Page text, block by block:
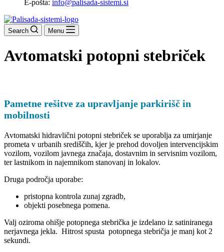
E-pošta: info@palisada-sistemi.si
Search Menu
Avtomatski potopni stebriček
Pametne rešitve za upravljanje parkirišč in
mobilnosti
Avtomatski hidravlični potopni stebriček se uporablja za umirjanje
prometa v urbanih središčih, kjer je prehod dovoljen intervencijskim
vozilom, vozilom javnega značaja, dostavnim in servisnim vozilom,
ter lastnikom in najemnikom stanovanj in lokalov.
Druga področja uporabe:
pristopna kontrola zunaj zgradb,
objekti posebnega pomena.
Valj oziroma ohišje potopnega stebrička je izdelano iz satiniranega
nerjavnega jekla. Hitrost spusta potopnega stebričja je manj kot 2
sekundi.